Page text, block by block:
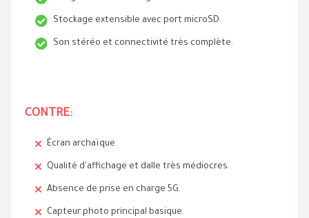
Stockage extensible avec port microSD.
Son stéréo et connectivité très complète.
CONTRE:
Écran archaïque.
Qualité d'affichage et dalle très médiocres.
Absence de prise en charge 5G.
Capteur photo principal basique.